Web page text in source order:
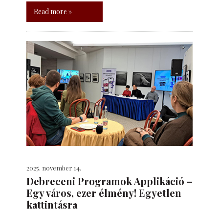
Read more »
2025. november 14.
Debreceni Programok Applikáció –
Egy város, ezer élmény! Egyetlen
kattintásra